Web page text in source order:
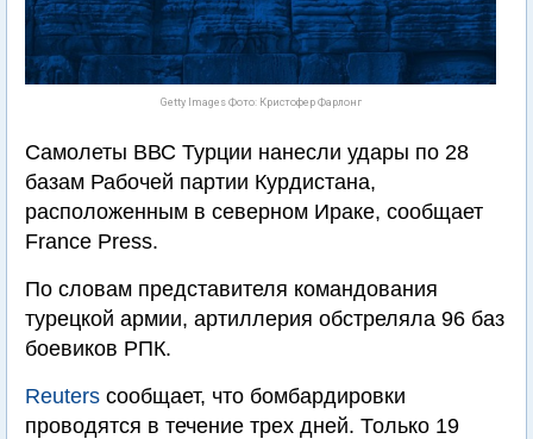
Getty Images Фото: Кристофер Фарлонг
Самолеты ВВС Турции нанесли удары по 28
базам Рабочей партии Курдистана,
расположенным в северном Ираке, сообщает
France Press.
По словам представителя командования
турецкой армии, артиллерия обстреляла 96 баз
боевиков РПК.
Reuters сообщает, что бомбардировки
проводятся в течение трех дней. Только 19